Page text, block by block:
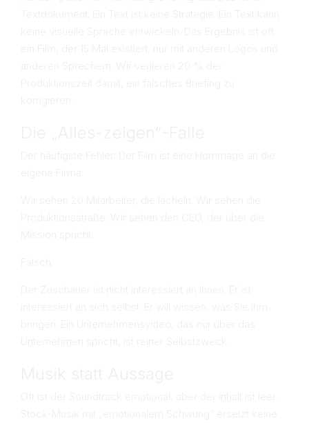
Textdokument. Ein Text ist keine Strategie. Ein Text kann
keine visuelle Sprache entwickeln. Das Ergebnis ist oft
ein Film, der 15 Mal existiert, nur mit anderen Logos und
anderen Sprechern. Wir verlieren 20 % der
Produktionszeit damit, ein falsches Briefing zu
korrigieren.
Die „Alles-zeigen“-Falle
Der häufigste Fehler: Der Film ist eine Hommage an die
eigene Firma.
Wir sehen 20 Mitarbeiter, die lächeln. Wir sehen die
Produktionsstraße. Wir sehen den CEO, der über die
Mission spricht.
Falsch.
Der Zuschauer ist nicht interessiert an Ihnen. Er ist
interessiert an sich selbst. Er will wissen, was Sie ihm
bringen. Ein Unternehmensvideo, das nur über das
Unternehmen spricht, ist reiner Selbstzweck.
Musik statt Aussage
Oft ist der Soundtrack emotional, aber der Inhalt ist leer.
Stock-Musik mit „emotionalem Schwung“ ersetzt keine